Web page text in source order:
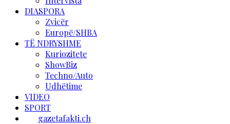
DIASPORA
Zvicër
Europë/SHBA
TË NDRYSHME
Kuriozitete
ShowBiz
Techno/Auto
Udhëtime
VIDEO
SPORT
gazetafakti.ch